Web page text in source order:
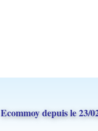
Ecommoy depuis le 23/